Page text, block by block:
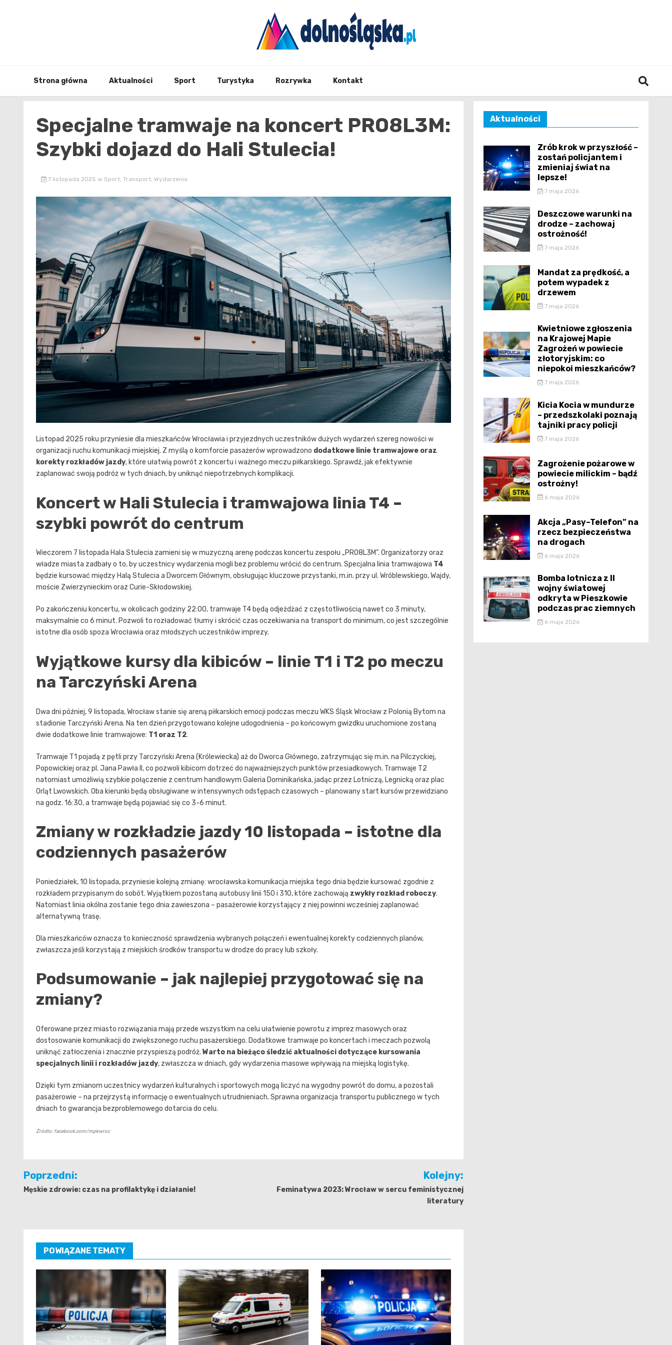
Strona główna Aktualności Sport Turystyka Rozrywka Kontakt
Specjalne tramwaje na koncert PRO8L3M:
Szybki dojazd do Hali Stulecia!
7 listopada 2025 w Sport, Transport, Wydarzenia
Listopad 2025 roku przyniesie dla mieszkańców Wrocławia i przyjezdnych uczestników dużych wydarzeń szereg nowości w
organizacji ruchu komunikacji miejskiej. Z myślą o komforcie pasażerów wprowadzono dodatkowe linie tramwajowe oraz
korekty rozkładów jazdy, które ułatwią powrót z koncertu i ważnego meczu piłkarskiego. Sprawdź, jak efektywnie
zaplanować swoją podróż w tych dniach, by uniknąć niepotrzebnych komplikacji.
Koncert w Hali Stulecia i tramwajowa linia T4 –
szybki powrót do centrum
Wieczorem 7 listopada Hala Stulecia zamieni się w muzyczną arenę podczas koncertu zespołu „PRO8L3M”. Organizatorzy oraz
władze miasta zadbały o to, by uczestnicy wydarzenia mogli bez problemu wrócić do centrum. Specjalna linia tramwajowa T4
będzie kursować między Halą Stulecia a Dworcem Głównym, obsługując kluczowe przystanki, m.in. przy ul. Wróblewskiego, Wajdy,
moście Zwierzynieckim oraz Curie-Skłodowskiej.
Po zakończeniu koncertu, w okolicach godziny 22:00, tramwaje T4 będą odjeżdżać z częstotliwością nawet co 3 minuty,
maksymalnie co 6 minut. Pozwoli to rozładować tłumy i skrócić czas oczekiwania na transport do minimum, co jest szczególnie
istotne dla osób spoza Wrocławia oraz młodszych uczestników imprezy.
Wyjątkowe kursy dla kibiców – linie T1 i T2 po meczu
na Tarczyński Arena
Dwa dni później, 9 listopada, Wrocław stanie się areną piłkarskich emocji podczas meczu WKS Śląsk Wrocław z Polonią Bytom na
stadionie Tarczyński Arena. Na ten dzień przygotowano kolejne udogodnienia – po końcowym gwizdku uruchomione zostaną
dwie dodatkowe linie tramwajowe: T1 oraz T2.
Tramwaje T1 pojadą z pętli przy Tarczyński Arena (Królewiecka) aż do Dworca Głównego, zatrzymując się m.in. na Pilczyckiej,
Popowickiej oraz pl. Jana Pawła II, co pozwoli kibicom dotrzeć do najważniejszych punktów przesiadkowych. Tramwaje T2
natomiast umożliwią szybkie połączenie z centrum handlowym Galeria Dominikańska, jadąc przez Lotniczą, Legnicką oraz plac
Orląt Lwowskich. Oba kierunki będą obsługiwane w intensywnych odstępach czasowych – planowany start kursów przewidziano
na godz. 16:30, a tramwaje będą pojawiać się co 3-6 minut.
Zmiany w rozkładzie jazdy 10 listopada – istotne dla
codziennych pasażerów
Poniedziałek, 10 listopada, przyniesie kolejną zmianę: wrocławska komunikacja miejska tego dnia będzie kursować zgodnie z
rozkładem przypisanym do sobót. Wyjątkiem pozostaną autobusy linii 150 i 310, które zachowają zwykły rozkład roboczy.
Natomiast linia okólna zostanie tego dnia zawieszona – pasażerowie korzystający z niej powinni wcześniej zaplanować
alternatywną trasę.
Dla mieszkańców oznacza to konieczność sprawdzenia wybranych połączeń i ewentualnej korekty codziennych planów,
zwłaszcza jeśli korzystają z miejskich środków transportu w drodze do pracy lub szkoły.
Podsumowanie – jak najlepiej przygotować się na
zmiany?
Oferowane przez miasto rozwiązania mają przede wszystkim na celu ułatwienie powrotu z imprez masowych oraz
dostosowanie komunikacji do zwiększonego ruchu pasażerskiego. Dodatkowe tramwaje po koncertach i meczach pozwolą
uniknąć zatłoczenia i znacznie przyspieszą podróż. Warto na bieżąco śledzić aktualności dotyczące kursowania
specjalnych linii i rozkładów jazdy, zwłaszcza w dniach, gdy wydarzenia masowe wpływają na miejską logistykę.
Dzięki tym zmianom uczestnicy wydarzeń kulturalnych i sportowych mogą liczyć na wygodny powrót do domu, a pozostali
pasażerowie – na przejrzystą informację o ewentualnych utrudnieniach. Sprawna organizacja transportu publicznego w tych
dniach to gwarancja bezproblemowego dotarcia do celu.
Źródło: facebook.com/mpkwroc
Nawigacja
wpisu
Poprzedni:
Męskie zdrowie: czas na profilaktykę i działanie!
Kolejny:
Feminatywa 2023: Wrocław w sercu feministycznej
literatury
POWIĄZANE TEMATY
Aktualności
Zrób krok w przyszłość –
zostań policjantem i
zmieniaj świat na
lepsze!
7 maja 2026
Deszczowe warunki na
drodze – zachowaj
ostrożność!
7 maja 2026
Mandat za prędkość, a
potem wypadek z
drzewem
7 maja 2026
Kwietniowe zgłoszenia
na Krajowej Mapie
Zagrożeń w powiecie
złotoryjskim: co
niepokoi mieszkańców?
7 maja 2026
Kicia Kocia w mundurze
– przedszkolaki poznają
tajniki pracy policji
7 maja 2026
Zagrożenie pożarowe w
powiecie milickim – bądź
ostrożny!
6 maja 2026
Akcja „Pasy–Telefon” na
rzecz bezpieczeństwa
na drogach
6 maja 2026
Bomba lotnicza z II
wojny światowej
odkryta w Pieszkowie
podczas prac ziemnych
6 maja 2026